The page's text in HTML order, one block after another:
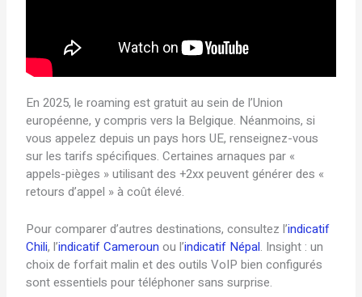
En 2025, le roaming est gratuit au sein de l’Union
européenne, y compris vers la Belgique. Néanmoins, si
vous appelez depuis un pays hors UE, renseignez-vous
sur les tarifs spécifiques. Certaines arnaques par «
appels-pièges » utilisant des +2xx peuvent générer des «
retours d’appel » à coût élevé.
Pour comparer d’autres destinations, consultez l’indicatif
Chili, l’indicatif Cameroun ou l’indicatif Népal. Insight : un
choix de forfait malin et des outils VoIP bien configurés
sont essentiels pour téléphoner sans surprise.